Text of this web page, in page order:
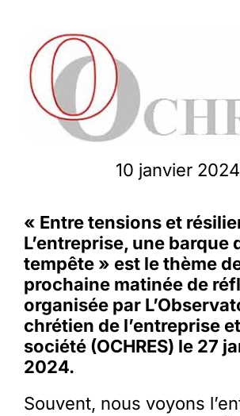
Spiritualité
Membres
Nous soutenir
La revue
10 janvier 2024
« Entre tensions et
L’entreprise, une barque
tempête » est le thème
prochaine matinée de
organisée par
chrétien de l’entreprise
société (OCHRES) le 27
2024.
Souvent, nous voyons